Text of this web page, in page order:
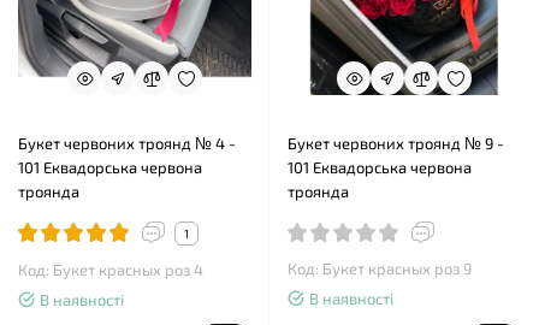
Букет червоних троянд № 4 -
101 Еквадорська червона
троянда
1
Код: Букет красных роз 4
В наявності
Букет червоних троянд № 9 -
101 Еквадорська червона
троянда
Код: Букет красных роз 9
В наявності